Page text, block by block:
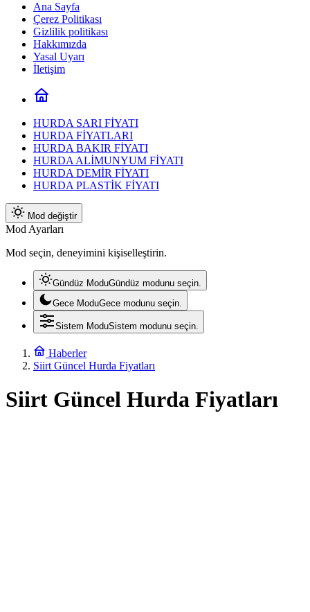
Ana Sayfa
Çerez Politikası
Gizlilik politikası
Hakkımızda
Yasal Uyarı
İletişim
HURDA SARI FİYATI
HURDA FİYATLARI
HURDA BAKIR FİYATI
HURDA ALİMUNYUM FİYATI
HURDA DEMİR FİYATI
HURDA PLASTİK FİYATI
Mod değiştir
Mod Ayarları
Mod seçin, deneyimini kişiselleştirin.
Gündüz ModuGündüz modunu seçin.
Gece ModuGece modunu seçin.
Sistem ModuSistem modunu seçin.
Haberler
Siirt Güncel Hurda Fiyatları
Siirt Güncel Hurda Fiyatları